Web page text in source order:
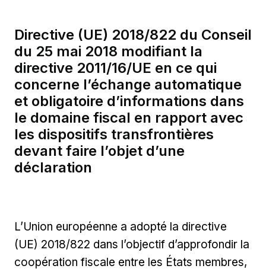
Directive (UE) 2018/822 du Conseil
du 25 mai 2018 modifiant la
directive 2011/16/UE en ce qui
concerne l’échange automatique
et obligatoire d’informations dans
le domaine fiscal en rapport avec
les dispositifs transfrontières
devant faire l’objet d’une
déclaration
L’Union européenne a adopté la directive
(UE) 2018/822 dans l’objectif d’approfondir la
coopération fiscale entre les États membres,